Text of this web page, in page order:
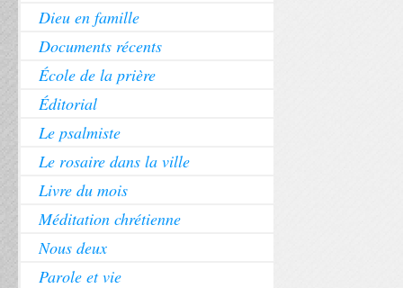
Dieu en famille
Documents récents
École de la prière
Éditorial
Le psalmiste
Le rosaire dans la ville
Livre du mois
Méditation chrétienne
Nous deux
Parole et vie